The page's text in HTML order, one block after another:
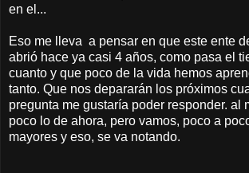
en el...
Eso me lleva a pensar en que este ente
abrió hace ya casi 4 años, como pasa el
cuanto y que poco de la vida hemos
tanto. Que nos depararán los próximos
pregunta me gustaría poder responder. al
poco lo de ahora, pero vamos, poco a
mayores y eso, se va notando.